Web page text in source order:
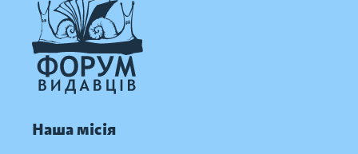
Наша місія